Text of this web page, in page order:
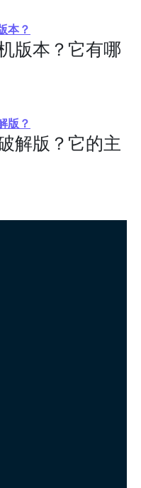
本？
版本？它有哪
版？
解版？它的主